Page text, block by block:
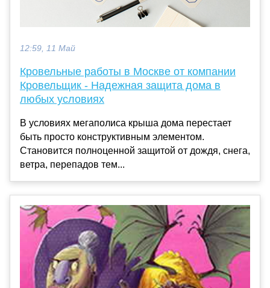
12:59, 11 Май
Кровельные работы в Москве от компании
Кровельщик - Надежная защита дома в
любых условиях
В условиях мегаполиса крыша дома перестает
быть просто конструктивным элементом.
Становится полноценной защитой от дождя, снега,
ветра, перепадов тем...